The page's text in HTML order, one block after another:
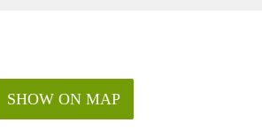
SHOW ON MAP